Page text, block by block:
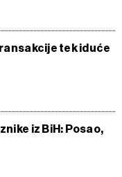
tek iduće
iz BiH: Posao,